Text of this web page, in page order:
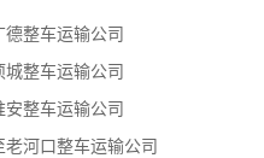
整车运输公司
整车运输公司
整车运输公司
河口整车运输公司